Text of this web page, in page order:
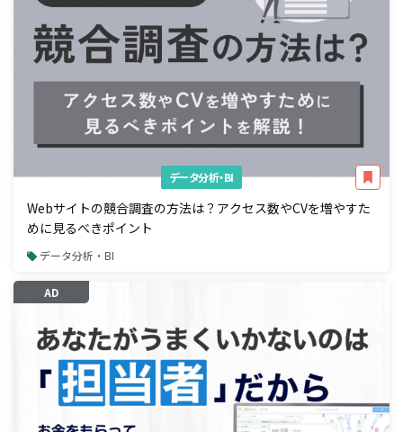
データ分析・BI
Webサイトの競合調査の方法は？アクセス数やCVを増やすた
めに見るべきポイント
データ分析・BI
AD